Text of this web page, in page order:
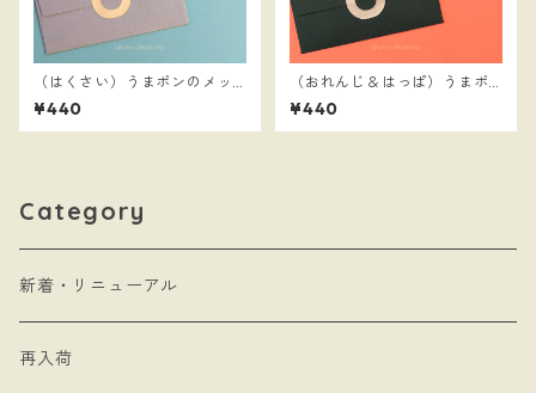
（はくさい）うまポンのメッ
セージステッカーとミニ封筒
¥440
（おれんじ＆はっぱ）うまポ
ンのメッセージステッカーと
ミニ封筒
¥440
Category
新着・リニューアル
再入荷